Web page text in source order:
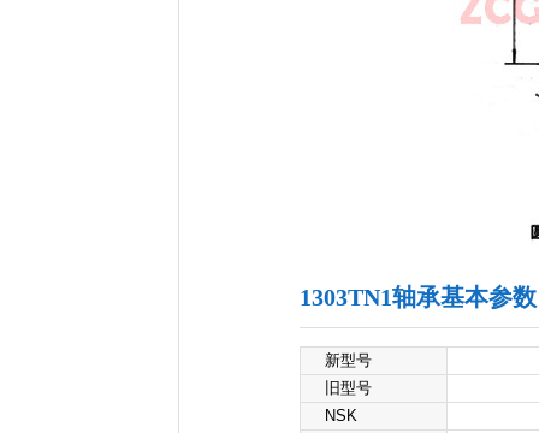
1303TN1轴承基本参数
新型号
旧型号
NSK